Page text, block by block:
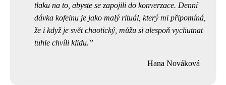
tlaku na to, abyste se zapojili do konverzace. Denní
dávka kofeinu je jako malý rituál, který mi připomíná,
že i když je svět chaotický, můžu si alespoň vychutnat
tuhle chvíli klidu.
Hana Nováková